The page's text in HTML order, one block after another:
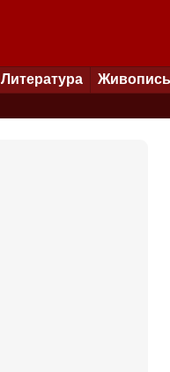
Литература Живопись